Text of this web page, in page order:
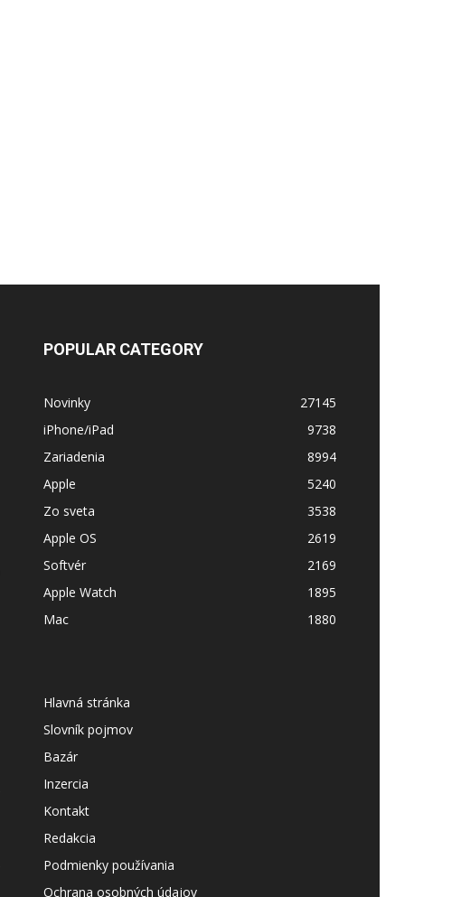
POPULAR CATEGORY
Novinky
27145
iPhone/iPad
9738
Zariadenia
8994
Apple
5240
Zo sveta
3538
Apple OS
2619
Softvér
2169
Apple Watch
1895
Mac
1880
Hlavná stránka
Slovník pojmov
Bazár
Inzercia
Kontakt
Redakcia
Podmienky používania
Ochrana osobných údajov